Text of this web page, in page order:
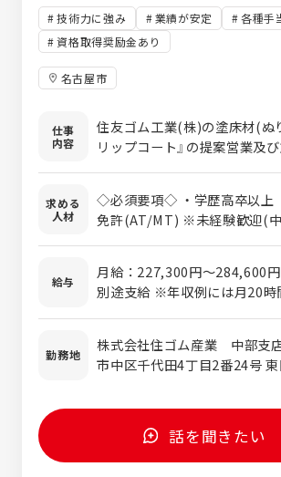
21／岐阜県岐阜市正木中1-2-1
館3Ｆ [最寄り駅]正木マーサ
駅]瑞浪駅 ・auショップ岐阜茜
ョップ岐南／岐阜県羽島郡岐
151 [最寄り駅]細畑駅 ・au
／岐阜県高山市上岡本町3-
町473-1 [最寄り駅]松阪駅
鵜方／三重県志摩市阿児町
寄り駅]鵜方駅 ・auショップ
ショップ宇治山田／三重県伊
[最寄り駅]宇治山田駅
技術力に強み 業績が安定
各種手
資格取得奨励金あり
名古屋市
仕事
内容
住友ゴム工業(株)の塗床材(ぬ
リップコート』の提案営業及
ことはありません。 入社後の
容や商材を学ぶことからスタ
案件に同行し少しずつ案件を
ら、2～3年かけて一連の流れ
ちしていきます。 通勤及び業
案件の同行、カタログ・資料
のある企業様へのアポイント
す。 ↓ ●半年目～3年目● 身
もとに、先輩の案件を引き継
りすべての業務をお任せする
輩の指導のもと担当をするた
求める
人材
◇必須要項◇ ・学歴高卒以上
免許(AT/MT) ※未経験歓迎(中部支店社員の8
験のある方 ・建築業界でのご
・建築施工管理技士の資格をお
んな方も求めています！◇ ・
企業で働きたい方 ・キャリア
たい方 ・未経験の現場や商材
給与
月給：227,300円～284,600円 ※残業代は
別途支給 ※年収例には月20時
理/中途入社1年目/26歳（月給
回+各種手当） 400万円/施工
548万円/施工管理/中途入社3
33万円＋賞与2回+各種手当） ◇試用期間◇ 3
勤務地
株式会社住ゴム産業 中部支
市中区千代田4丁目2番24号 東
ら徒歩10分 ◇直行直帰OK ◇
に愛知・岐阜・三重・静岡西部
話を聞きたい